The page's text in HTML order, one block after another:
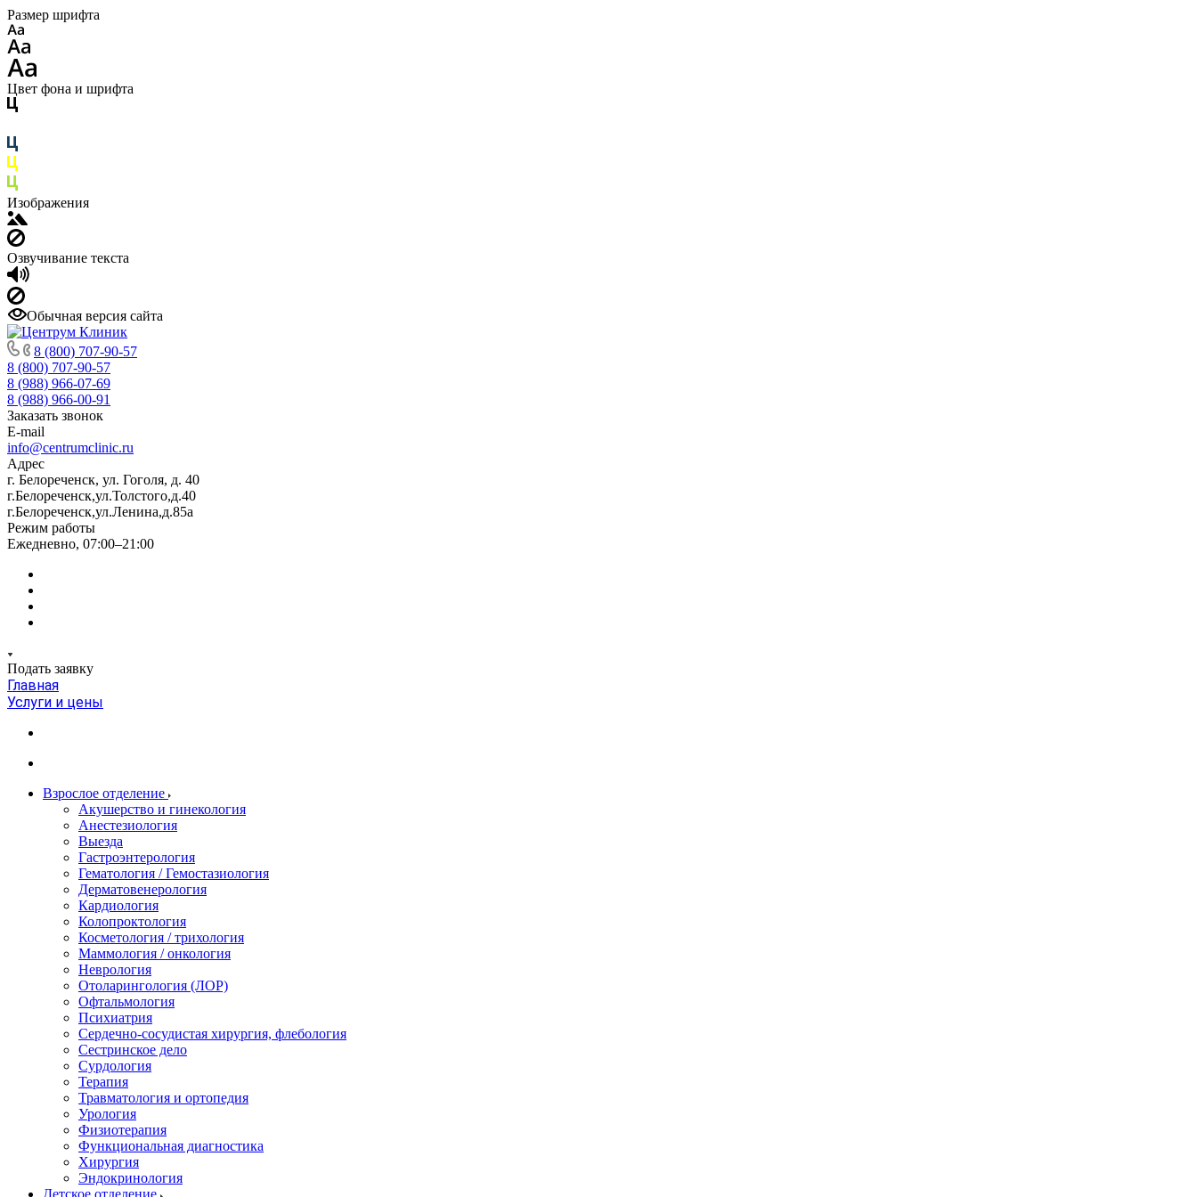
Размер шрифта
Цвет фона и шрифта
Изображения
Озвучивание текста
Обычная версия сайта
8 (800) 707-90-57
8 (800) 707-90-57
8 (988) 966-07-69
8 (988) 966-00-91
Заказать звонок
E-mail
info@centrumclinic.ru
Адрес
г. Белореченск, ул. Гоголя, д. 40
г.Белореченск,ул.Толстого,д.40
г.Белореченск,ул.Ленина,д.85а
Режим работы
Ежедневно, 07:00–21:00
Подать заявку
Главная
Услуги и цены
Взрослое отделение
Акушерство и гинекология
Анестезиология
Выезда
Гастроэнтерология
Гематология / Гемостазиология
Дерматовенерология
Кардиология
Колопроктология
Косметология / трихология
Маммология / онкология
Неврология
Отоларингология (ЛОР)
Офтальмология
Психиатрия
Сердечно-сосудистая хирургия, флебология
Сестринское дело
Сурдология
Терапия
Травматология и ортопедия
Урология
Физиотерапия
Функциональная диагностика
Хирургия
Эндокринология
Детское отделение